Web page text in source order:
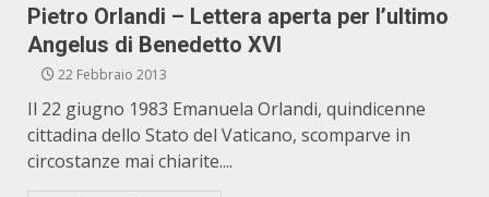
Pietro Orlandi – Lettera aperta per l’ultimo
Angelus di Benedetto XVI
22 Febbraio 2013
Il 22 giugno 1983 Emanuela Orlandi, quindicenne
cittadina dello Stato del Vaticano, scomparve in
circostanze mai chiarite....